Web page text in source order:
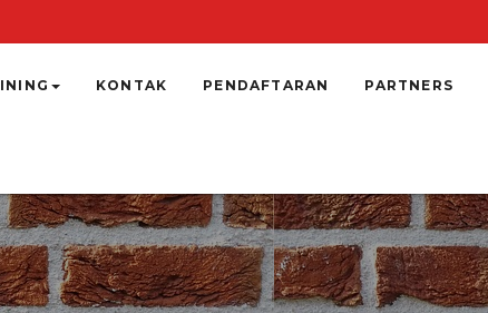
KONTAK PENDAFTARAN PARTNERS